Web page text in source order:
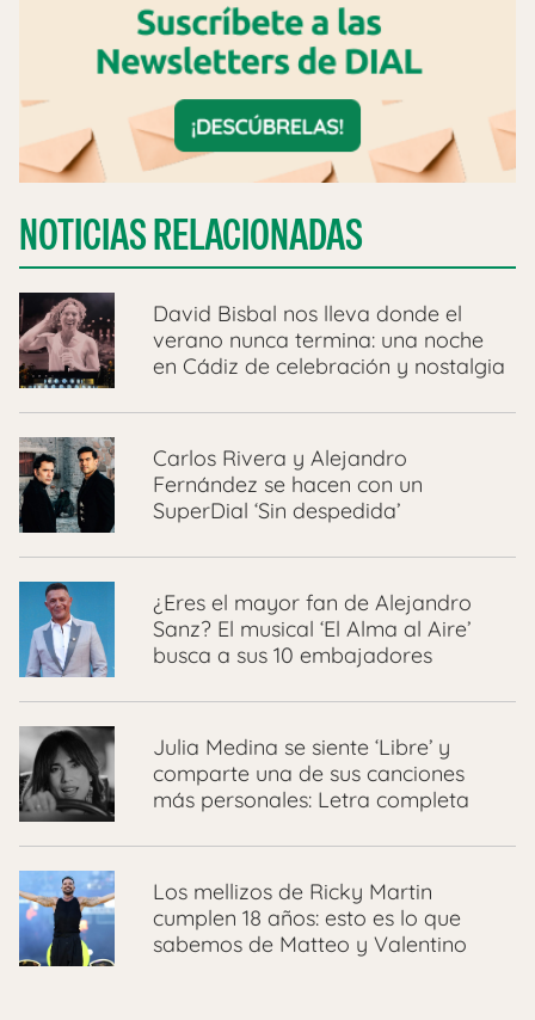
NOTICIAS RELACIONADAS
David Bisbal nos lleva donde el
verano nunca termina: una noche
en Cádiz de celebración y nostalgia
Carlos Rivera y Alejandro
Fernández se hacen con un
SuperDial ‘Sin despedida’
¿Eres el mayor fan de Alejandro
Sanz? El musical ‘El Alma al Aire’
busca a sus 10 embajadores
Julia Medina se siente ‘Libre’ y
comparte una de sus canciones
más personales: Letra completa
Los mellizos de Ricky Martin
cumplen 18 años: esto es lo que
sabemos de Matteo y Valentino